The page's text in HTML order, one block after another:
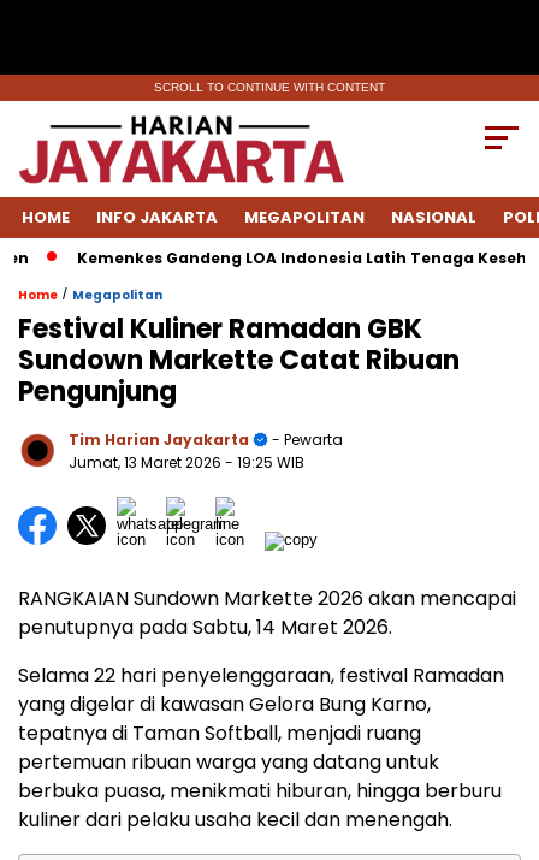
SCROLL TO CONTINUE WITH CONTENT
HOME INFO JAKARTA MEGAPOLITAN NASIONAL
Kemenkes Gandeng LOA Indonesia Latih Tenaga
Home / Megapolitan
Festival Kuliner Ramadan GBK
Sundown Markette Catat Ribuan
Pengunjung
Tim Harian Jayakarta
- Pewarta
Jumat, 13 Maret 2026 - 19:25 WIB
RANGKAIANSundown Markette 2026akan mencapai
penutupnya padaSabtu,14 Maret 2026.
Selama22 hari penyelenggaraan, festival Ramadan
yangdigelardi kawasanGelora Bung Karno,
tepatnyadi TamanSoftball, menjadi ruang
pertemuan ribuanwargayangdatanguntuk
berbuka puasa, menikmati hiburan, hingga berburu
kulinerdari pelakuusaha kecildan menengah.